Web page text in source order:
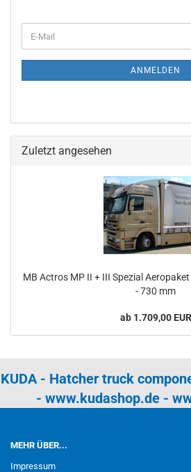
ANMELDEN
Zuletzt angesehen
MB Actros MP II + III Spezial
- 730 mm
ab 1.709,00 EUR
KUDA - Hatcher truck
- www.kudashop.de-
MEHR ÜBER...
Impressum